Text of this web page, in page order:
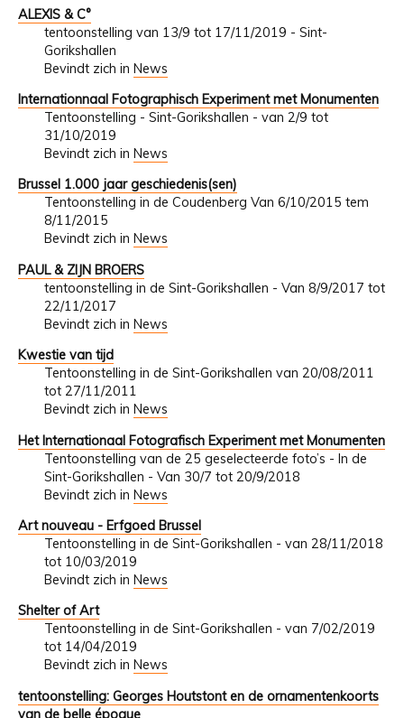
ALEXIS & C°
tentoonstelling van 13/9 tot 17/11/2019 - Sint-
Gorikshallen
Bevindt zich in News
Internationnaal Fotographisch Experiment met Monumenten
Tentoonstelling - Sint-Gorikshallen - van 2/9 tot
31/10/2019
Bevindt zich in News
Brussel 1.000 jaar geschiedenis(sen)
Tentoonstelling in de Coudenberg Van 6/10/2015 tem
8/11/2015
Bevindt zich in News
PAUL & ZIJN BROERS
tentoonstelling in de Sint-Gorikshallen - Van 8/9/2017 tot
22/11/2017
Bevindt zich in News
Kwestie van tijd
Tentoonstelling in de Sint-Gorikshallen van 20/08/2011
tot 27/11/2011
Bevindt zich in News
Het Internationaal Fotografisch Experiment met Monumenten
Tentoonstelling van de 25 geselecteerde foto’s - In de
Sint-Gorikshallen - Van 30/7 tot 20/9/2018
Bevindt zich in News
Art nouveau - Erfgoed Brussel
Tentoonstelling in de Sint-Gorikshallen - van 28/11/2018
tot 10/03/2019
Bevindt zich in News
Shelter of Art
Tentoonstelling in de Sint-Gorikshallen - van 7/02/2019
tot 14/04/2019
Bevindt zich in News
tentoonstelling: Georges Houtstont en de ornamentenkoorts
van de belle époque